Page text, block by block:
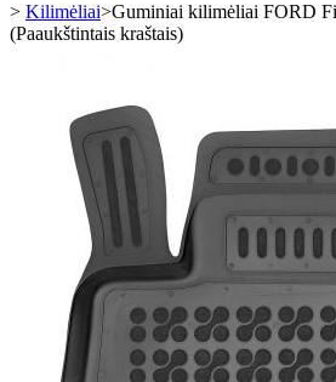
> Kilimėliai>Guminiai kilimėliai FORD
(Paaukštintais kraštais)